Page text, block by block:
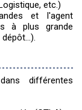
etc.)
et l'agent
à plus grande
différentes